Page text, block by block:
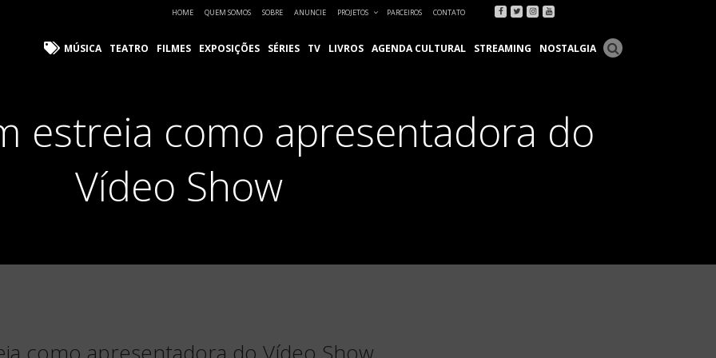
HOME QUEM SOMOS SOBRE ANUNCIE PROJETOS PARCEIROS CONTATO Facebook
Twitter
Instagram
Youtube
MÚSICA TEATRO FILMES EXPOSIÇÕES SÉRIES TV LIVROS AGENDA CULTURAL STREAMING NOSTALGIA
estreia como apresentadora do
Vídeo Show
como apresentadora do Vídeo Show